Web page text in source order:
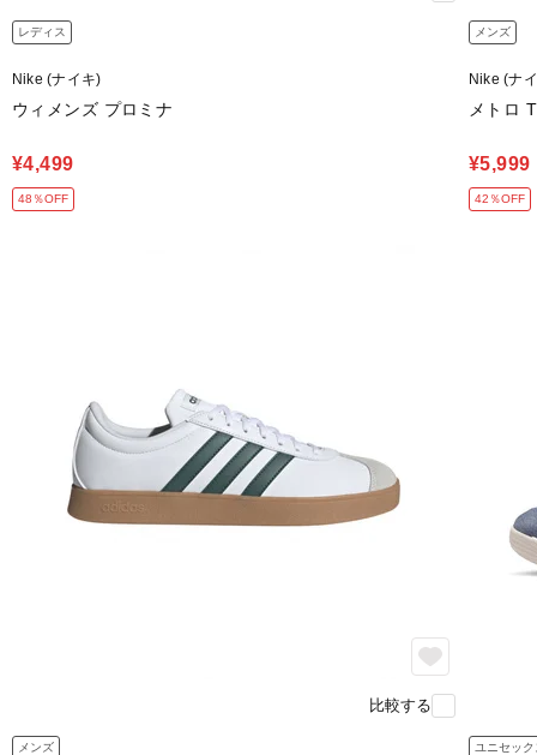
レディス
Nike (ナイキ)
ウィメンズ プロミナ
¥4,499
48％OFF
メンズ
Nike (ナ
メトロ
¥5,999
42％OFF
比較する
メンズ ユニセック